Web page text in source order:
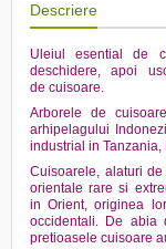
Descriere
Uleiul esential de
deschidere, apoi
de cuisoare.
Arborele de
arhipelagului
industrial in
Cuisoarele, alaturi
orientale rare si
in Orient, originea
occidentali. De abia
pretioasele cuisoare